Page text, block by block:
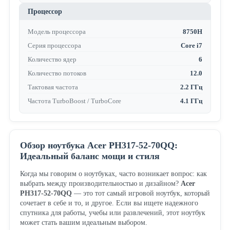
Процессор
Модель процессора
8750H
Серия процессора
Core i7
Количество ядер
6
Количество потоков
12.0
Тактовая частота
2.2 ГГц
Частота TurboBoost / TurboCore
4.1 ГГц
Обзор ноутбука Acer PH317-52-70QQ:
Идеальный баланс мощи и стиля
Когда мы говорим о ноутбуках, часто возникает вопрос: как
выбрать между производительностью и дизайном? Acer
PH317-52-70QQ— это тот самый игровой ноутбук, который
сочетает в себе и то, и другое. Если вы ищете надежного
спутника для работы, учебы или развлечений, этот ноутбук
может стать вашим идеальным выбором.